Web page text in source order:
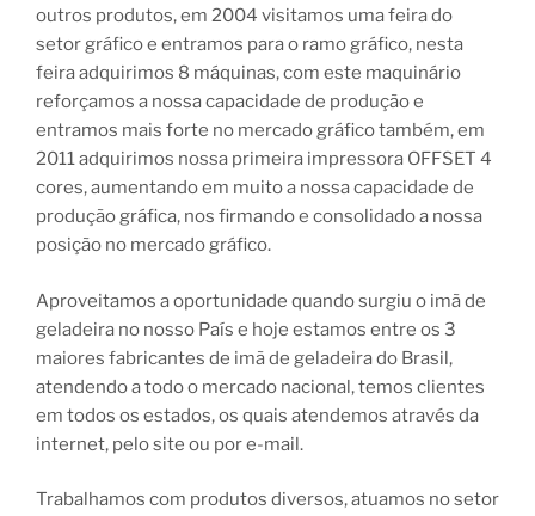
outros produtos, em 2004 visitamos uma feira do
setor gráfico e entramos para o ramo gráfico, nesta
feira adquirimos 8 máquinas, com este maquinário
reforçamos a nossa capacidade de produção e
entramos mais forte no mercado gráfico também, em
2011 adquirimos nossa primeira impressora OFFSET 4
cores, aumentando em muito a nossa capacidade de
produção gráfica, nos firmando e consolidado a nossa
posição no mercado gráfico.
Aproveitamos a oportunidade quando surgiu o imã de
geladeira no nosso País e hoje estamos entre os 3
maiores fabricantes de imã de geladeira do Brasil,
atendendo a todo o mercado nacional, temos clientes
em todos os estados, os quais atendemos através da
internet, pelo site ou por e-mail.
Trabalhamos com produtos diversos, atuamos no setor